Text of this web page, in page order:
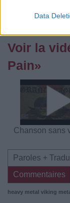
Data
Voir la
Pain»
Chanson sans
Paroles +
Commentaires
heavy metal viking